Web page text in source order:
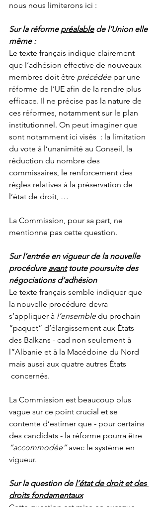
nous nous limiterons ici :
Sur la réforme préalable de l’Union elle
même :
Le texte français indique clairement
que l’adhésion effective de nouveaux
membres doit être précédée par une
réforme de l’UE afin de la rendre plus
efficace. Il ne précise pas la nature de
ces réformes, notamment sur le plan
institutionnel. On peut imaginer que
sont notamment ici visés  : la limitation
du vote à l’unanimité au Conseil, la
réduction du nombre des
commissaires, le renforcement des
règles relatives à la préservation de
l’état de droit, …
La Commission, pour sa part, ne
mentionne pas cette question.
Sur l’entrée en vigueur de la nouvelle
procédure avant toute poursuite des
négociations d’adhésion
Le texte français semble indiquer que
la nouvelle procédure devra
s’appliquer à l’ensemble du prochain
“paquet” d’élargissement aux États
des Balkans - cad non seulement à
l”Albanie et à la Macédoine du Nord
mais aussi aux quatre autres États
concernés.
La Commission est beaucoup plus
vague sur ce point crucial et se
contente d’estimer que - pour certains
des candidats - la réforme pourra être
“accommodée” avec le système en
vigueur.
Sur la question de l’état de droit et des
droits fondamentaux